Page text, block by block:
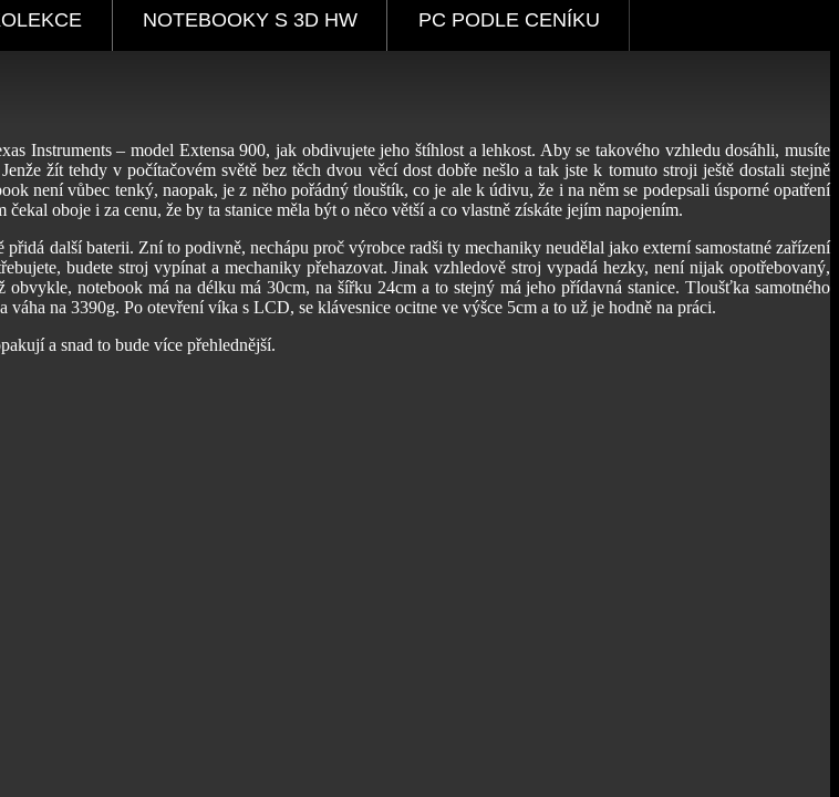
NOTEBOOKY S 3D HW PC PODLE CENÍKU
Instruments – model Extensa 900, jak obdivujete jeho štíhlost a lehkost. Aby se takového vzhledu dosáhli, musíte
žít tehdy v počítačovém světě bez těch dvou věcí dost dobře nešlo a tak jste k tomuto stroji ještě dostali stejně
není vůbec tenký, naopak, je z něho pořádný tlouštík, co je ale k údivu, že i na něm se podepsali úsporné opatření
oboje i za cenu, že by ta stanice měla být o něco větší a co vlastně získáte jejím napojením.
další baterii. Zní to podivně, nechápu proč výrobce radši ty mechaniky neudělal jako externí samostatné zařízení
budete stroj vypínat a mechaniky přehazovat. Jinak vzhledově stroj vypadá hezky, není nijak opotřebovaný,
notebook má na délku má 30cm, na šířku 24cm a to stejný má jeho přídavná stanice. Tloušťka samotného
na 3390g. Po otevření víka s LCD, se klávesnice ocitne ve výšce 5cm a to už je hodně na práci.
a snad to bude více přehlednější.